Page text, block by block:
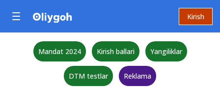
Kirish
Mandat 2024 Kirish ballari Yangiliklar
DTM testlar Reklama